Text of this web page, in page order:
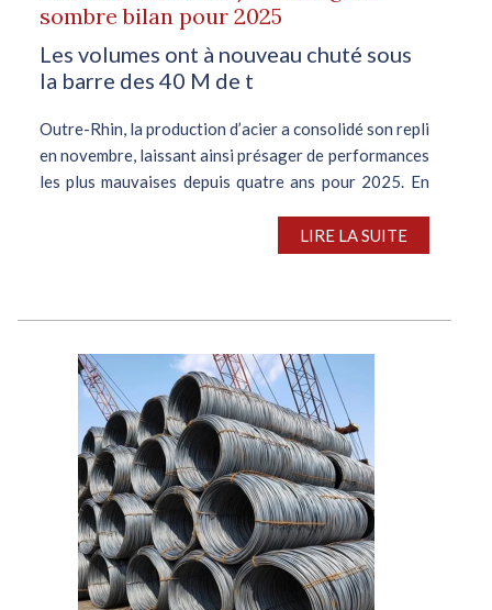
sombre bilan pour 2025
Les volumes ont à nouveau chuté sous
la barre des 40 M de t
Outre-Rhin, la production d’acier a consolidé son repli
en novembre, laissant ainsi présager de performances
les plus mauvaises depuis quatre ans pour 2025. En
LIRE LA SUITE